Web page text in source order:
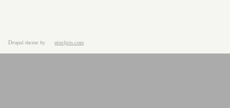
Drupal theme by pixeljets.com